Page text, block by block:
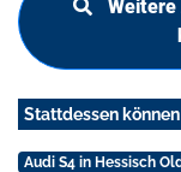
Weitere
Stattdessen
Audi S4 in Hessisch